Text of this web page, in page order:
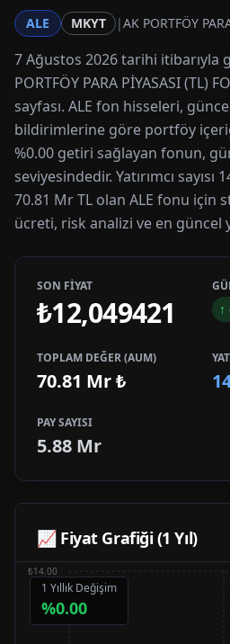
ALE MKYT |AK PORTFÖY
7 Ağustos 2026 tarihi itibarıyla
PORTFÖY PARA PİYASASI (TL)
sayfası. ALE fon hisseleri,
bildirimlerine göre portföy
%0.00 getiri sağlayan fonun,
seviyesindedir. Yatırımcı
70.81 Mr TL olan ALE fonu için
ücreti, risk analizi ve en güncel
SON FİYAT
₺12,049421 ↑
TOPLAM DEĞER (AUM)
70.81 Mr₺
PAY SAYISI
5.88 Mr
📈 Fiyat Grafiği (1 Yıl)
1 Yıllık Değişim
%0.00
₺14.00